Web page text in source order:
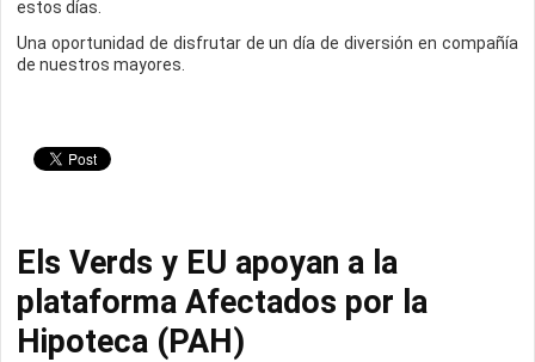
estos días.
Una oportunidad de disfrutar de un día de diversión en compañía
de nuestros mayores.
Els Verds y EU apoyan a la
plataforma Afectados por la
Hipoteca (PAH)